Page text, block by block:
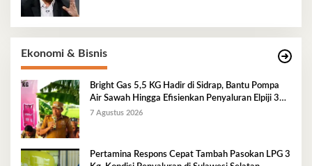
Ekonomi & Bisnis
Bright Gas 5,5 KG Hadir di Sidrap, Bantu Pompa
Air Sawah Hingga Efisienkan Penyaluran Elpiji 3
Kg
7 Agustus 2026
Pertamina Respons Cepat Tambah Pasokan LPG 3